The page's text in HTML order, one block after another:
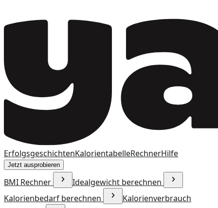
ErfolgsgeschichtenKalorientabelleRechnerHilfe
Jetzt ausprobieren
BMI Rechner
Idealgewicht berechnen
Kalorienbedarf berechnen
Kalorienverbrauch